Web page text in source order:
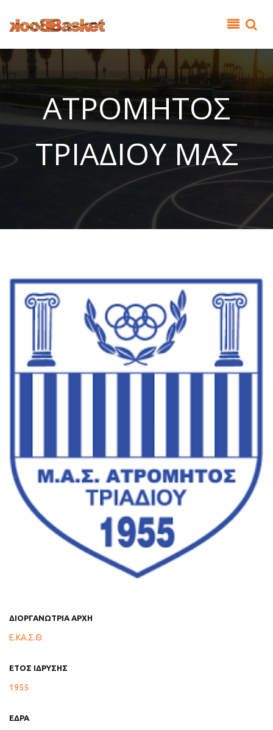
ΑΤΡΟΜΗΤΟΣ
ΤΡΙΑΔΙΟΥ ΜΑΣ
ΔΙΟΡΓΑΝΩΤΡΙΑ ΑΡΧΗ
Ε.ΚΑ.Σ.Θ.
ΕΤΟΣ ΙΔΡΥΣΗΣ
1955
ΕΔΡΑ